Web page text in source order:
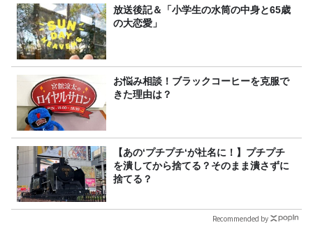
放送後記＆「小学生の水筒の中身と65歳
の大恋愛」
お悩み相談！ブラックコーヒーを克服で
きた理由は？
【あの‘プチプチ‘が社名に！】プチプチ
を潰してから捨てる？そのまま潰さずに
捨てる？
Recommended by